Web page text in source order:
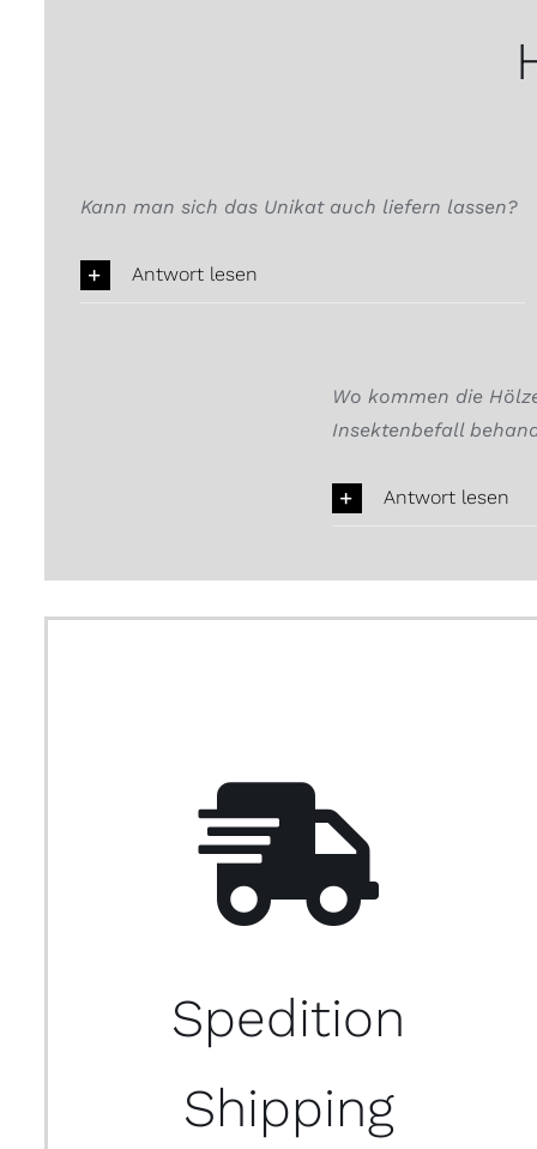
Kann man sich das Unikat auch liefern lassen?
Antwort lesen
Wo kommen die
Insektenbefall
Antwort lesen
Spedition
Shipping